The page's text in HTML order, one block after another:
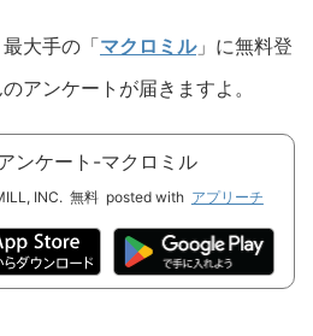
大手の「マクロミル」に無料登
アンケートが届きますよ。
ンケート-マクロミル
INC. 無料 posted with アプリーチ